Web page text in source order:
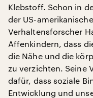
Klebstoff. Schon in
der US-
Verhaltensforscher
Affenkindern, dass
die Nähe und die
zu verzichten. Seine
dafür, dass soziale
Entwicklung und